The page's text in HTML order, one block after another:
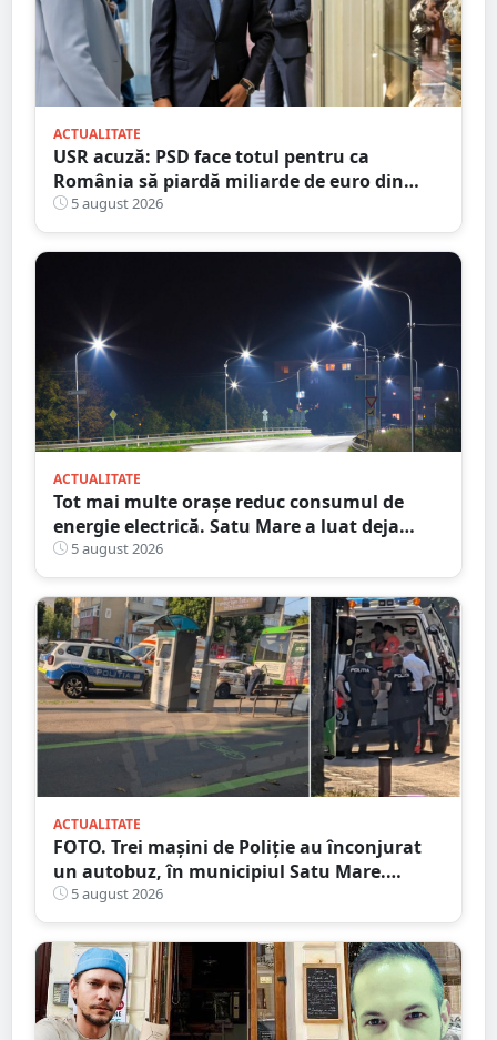
ACTUALITATE
USR acuză: PSD face totul pentru ca
România să piardă miliarde de euro din
PNRR
5 august 2026
ACTUALITATE
Tot mai multe orașe reduc consumul de
energie electrică. Satu Mare a luat deja
măsuri. Cu ce soluții au venit ceilalți
primari
5 august 2026
ACTUALITATE
FOTO. Trei mașini de Poliție au înconjurat
un autobuz, în municipiul Satu Mare.
Ambulanța, la fața locului
5 august 2026